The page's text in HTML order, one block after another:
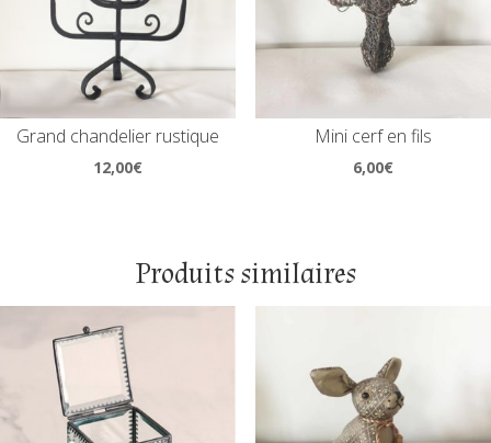
Grand chandelier rustique
12,00€
Mini cerf en fils
6,00€
Produits similaires